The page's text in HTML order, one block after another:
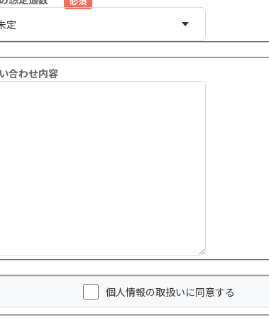
合わせ内容
個人情報の取扱いに同意する